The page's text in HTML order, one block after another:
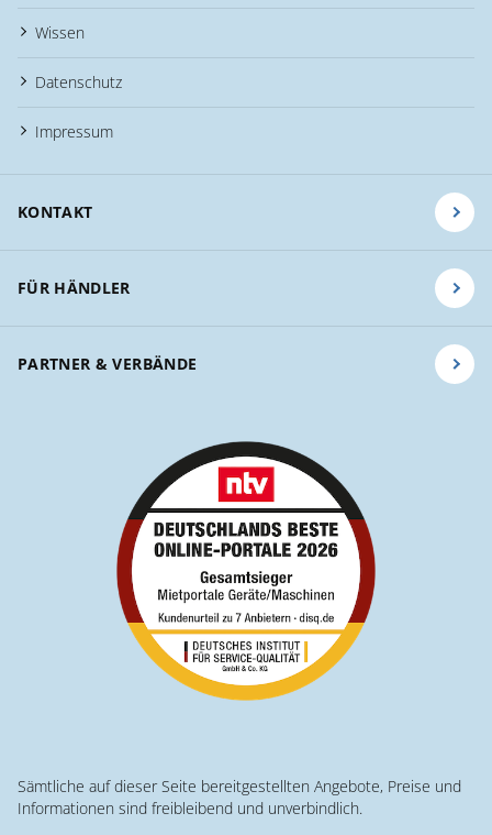
Wissen
Datenschutz
Impressum
KONTAKT
FÜR HÄNDLER
PARTNER & VERBÄNDE
Sämtliche auf dieser Seite bereitgestellten Angebote, Preise und
Informationen sind freibleibend und unverbindlich.